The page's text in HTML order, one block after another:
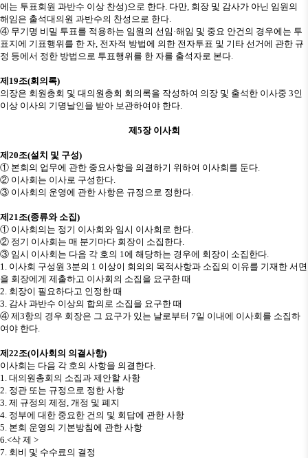
에는 투표회원 과반수 이상 찬성)으로 한다. 다만, 회장 및 감사가 아닌 임원의
해임은 출석대의원 과반수의 찬성으로 한다.
④ 무기명 비밀 투표를 적용하는 임원의 선임 ·해임 및 중요 안건의 경우에는 투
표지에 기표행위를 한 자, 전자적 방법에 의한 전자투표 및 기타 선거에 관한 규
정 등에서 정한 방법으로 투표행위를 한 자를 출석자로 본다.
제 19조(회의록)
의장은 회원총회 및 대의원총회 회의록을 작성하여 의장 및 출석한 이사중 3인
이상 이사의 기명날인을 받아 보관하여야 한다.
제 5장 이사회
제 20조(설치 및 구성)
① 본회의 업무에 관한 중요사항을 의결하기 위하여 이사회를 둔다.
② 이사회는 이사로 구성한다.
③ 이사회의 운영에 관한 사항은 규정으로 정한다.
제 21조(종류와 소집)
① 이사회의는 정기 이사회와 임시 이사회로 한다.
② 정기 이사회는 매 분기마다 회장이 소집한다.
③ 임시 이사회는 다음 각 호의 1에 해당하는 경우에 회장이 소집한다.
1. 이사회 구성원 3분의 1 이상이 회의의 목적사항과 소집의 이유를 기재한 서면
을 회장에게 제출하고 이사회의 소집을 요구한 때
2. 회장이 필요하다고 인정한 때
3. 감사 과반수 이상의 합의로 소집을 요구한 때
④ 제3항의 경우 회장은 그 요구가 있는 날로부터 7일 이내에 이사회를 소집하
여야 한다.
제 22조(이사회의 의결사항)
이사회는 다음 각 호의 사항을 의결한다.
1. 대의원총회의 소집과 제안할 사항
2. 정관 또는 규정으로 정한 사항
3. 제 규정의 제정, 개정 및 폐지
4. 정부에 대한 중요한 건의 및 회답에 관한 사항
5. 본회 운영의 기본방침에 관한 사항
6.<삭 제 >
7. 회비 및 수수료의 결정